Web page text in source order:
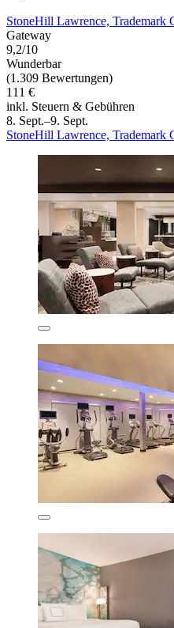
StoneHill Lawrence, Trademark
Gateway
9,2/10
Wunderbar
(1.309 Bewertungen)
111 €
inkl. Steuern & Gebühren
8. Sept.–9. Sept.
StoneHill Lawrence, Trademark